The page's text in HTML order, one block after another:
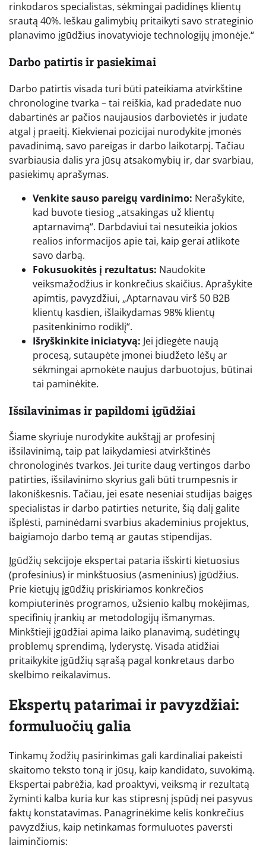
rinkodaros specialistas, sėkmingai padidinęs klientų
srautą 40%. Ieškau galimybių pritaikyti savo strateginio
planavimo įgūdžius inovatyvioje technologijų įmonėje.“
Darbo patirtis ir pasiekimai
Darbo patirtis visada turi būti pateikiama atvirkštine
chronologine tvarka – tai reiškia, kad pradedate nuo
dabartinės ar pačios naujausios darbovietės ir judate
atgal į praeitį. Kiekvienai pozicijai nurodykite įmonės
pavadinimą, savo pareigas ir darbo laikotarpį. Tačiau
svarbiausia dalis yra jūsų atsakomybių ir, dar svarbiau,
pasiekimų aprašymas.
Venkite sauso pareigų vardinimo: Nerašykite,
kad buvote tiesiog „atsakingas už klientų
aptarnavimą“. Darbdaviui tai nesuteikia jokios
realios informacijos apie tai, kaip gerai atlikote
savo darbą.
Fokusuokitės į rezultatus: Naudokite
veiksmažodžius ir konkrečius skaičius. Aprašykite
apimtis, pavyzdžiui, „Aptarnavau virš 50 B2B
klientų kasdien, išlaikydamas 98% klientų
pasitenkinimo rodiklį“.
Išryškinkite iniciatyvą: Jei įdiegėte naują
procesą, sutaupėte įmonei biudžeto lėšų ar
sėkmingai apmokėte naujus darbuotojus, būtinai
tai paminėkite.
Išsilavinimas ir papildomi įgūdžiai
Šiame skyriuje nurodykite aukštąjį ar profesinį
išsilavinimą, taip pat laikydamiesi atvirkštinės
chronologinės tvarkos. Jei turite daug vertingos darbo
patirties, išsilavinimo skyrius gali būti trumpesnis ir
lakoniškesnis. Tačiau, jei esate neseniai studijas baigęs
specialistas ir darbo patirties neturite, šią dalį galite
išplėsti, paminėdami svarbius akademinius projektus,
baigiamojo darbo temą ar gautas stipendijas.
Įgūdžių sekcijoje ekspertai pataria išskirti kietuosius
(profesinius) ir minkštuosius (asmeninius) įgūdžius.
Prie kietųjų įgūdžių priskiriamos konkrečios
kompiuterinės programos, užsienio kalbų mokėjimas,
specifinių įrankių ar metodologijų išmanymas.
Minkštieji įgūdžiai apima laiko planavimą, sudėtingų
problemų sprendimą, lyderystę. Visada atidžiai
pritaikykite įgūdžių sąrašą pagal konkretaus darbo
skelbimo reikalavimus.
Ekspertų patarimai ir pavyzdžiai:
formuluočių galia
Tinkamų žodžių pasirinkimas gali kardinaliai pakeisti
skaitomo teksto toną ir jūsų, kaip kandidato, suvokimą.
Ekspertai pabrėžia, kad proaktyvi, veiksmą ir rezultatą
žyminti kalba kuria kur kas stipresnį įspūdį nei pasyvus
faktų konstatavimas. Panagrinėkime kelis konkrečius
pavyzdžius, kaip netinkamas formuluotes paversti
laiminčiomis: